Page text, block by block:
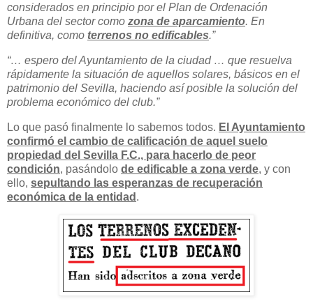
considerados en principio por el Plan de Ordenación
Urbana del sector como zona de aparcamiento. En
definitiva, como terrenos no edificables.”
“… espero del Ayuntamiento de la ciudad … que resuelva
rápidamente la situación de aquellos solares, básicos en el
patrimonio del Sevilla, haciendo así posible la solución del
problema económico del club.”
Lo que pasó finalmente lo sabemos todos. El Ayuntamiento
confirmó el cambio de calificación de aquel suelo
propiedad del Sevilla F.C., para hacerlo de peor
condición, pasándolo de edificable a zona verde, y con
ello, sepultando las esperanzas de recuperación
económica de la entidad .